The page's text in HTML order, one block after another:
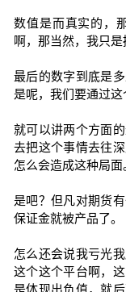
数值是而真实的，
啊，那当然，我只是
最后的数字到底是
是呢，我们要通过这
就可以讲两个方面
去把这个事情去往
怎么会造成这种局面
是吧？但凡对期货
保证金就被产品了。
怎么还会说我亏光
这个这个平台啊，
是体现出负值，就